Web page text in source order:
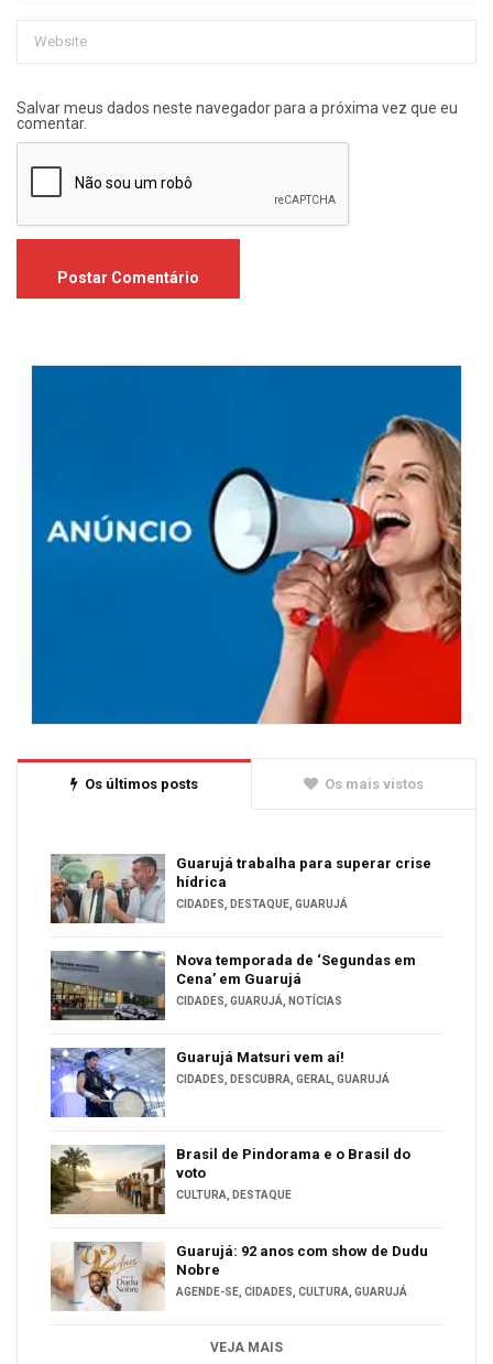
Salvar meus dados neste navegador para a próxima vez que eu
comentar.
Os últimos posts Os mais vistos
Guarujá trabalha para superar crise
hídrica
CIDADES DESTAQUE GUARUJÁ
Nova temporada de ‘Segundas em
Cena’ em Guarujá
CIDADES GUARUJÁ NOTÍCIAS
Guarujá Matsuri vem aí!
CIDADES DESCUBRA GERAL GUARUJÁ
Brasil de Pindorama e o Brasil do
voto
CULTURA DESTAQUE
Guarujá: 92 anos com show de Dudu
Nobre
AGENDE-SE CIDADES CULTURA GUARUJÁ
VEJA MAIS